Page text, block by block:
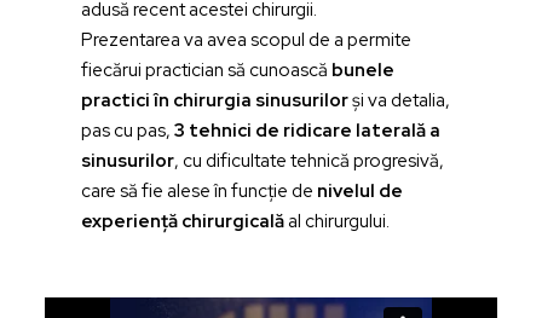
adusă recent acestei chirurgii.
Prezentarea va avea scopul de a permite
fiecărui practician să cunoască bunele
practici în chirurgia sinusurilorși va detalia,
pas cu pas, 3 tehnici de ridicare laterală a
sinusurilor, cu dificultate tehnică progresivă,
care să fie alese în funcție de nivelul de
experiență chirurgicalăal chirurgului.